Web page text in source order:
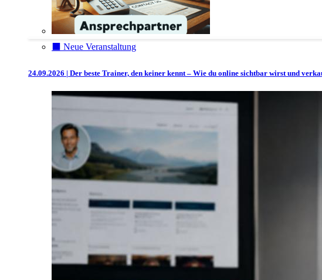
⬛️ Neue Veranstaltung
24.09.2026 | Der beste Trainer, den keiner kennt – Wie du online sichtbar wirst und